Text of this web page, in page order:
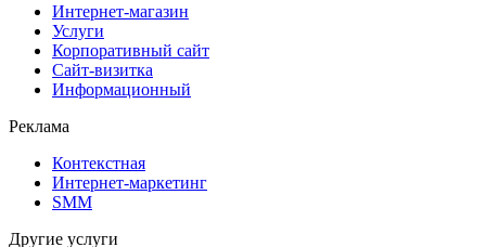
Интернет-магазин
Услуги
Корпоративный сайт
Сайт-визитка
Информационный
Реклама
Контекстная
Интернет-маркетинг
SMM
Другие услуги